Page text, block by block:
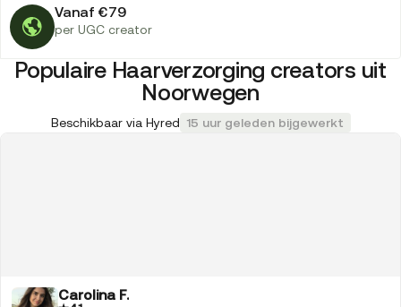
Vanaf €79
per UGC creator
Populaire Haarverzorging creators uit
Noorwegen
Beschikbaar via Hyred 15 uur geleden bijgewerkt
Carolina F.